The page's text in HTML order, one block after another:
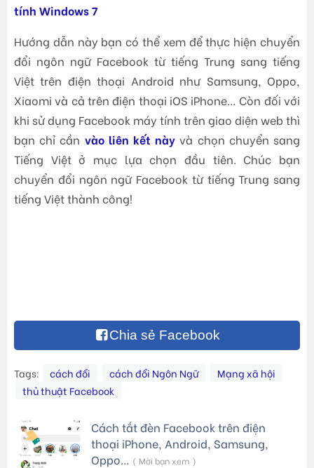
tính Windows 7
Hướng dẫn này bạn có thể xem để thực hiện chuyển
đổi ngôn ngữ Facebook từ tiếng Trung sang tiếng
Việt trên điện thoại Android như Samsung, Oppo,
Xiaomi và cả trên điện thoại iOS iPhone… Còn đối với
khi sử dụng Facebook máy tính trên giao diện web thì
bạn chỉ cần vào liên kết này và chọn chuyển sang
Tiếng Việt ở mục lựa chọn đầu tiên. Chúc bạn
chuyển đổi ngôn ngữ Facebook từ tiếng Trung sang
tiếng Việt thành công!
Chia sẻ Facebook
Tags: cách đổi cách đổi Ngôn Ngữ
Mạng xã hội
thủ thuật Facebook
Cách tắt đèn Facebook trên điện
thoại iPhone, Android, Samsung,
Oppo… ( Mời bạn xem )